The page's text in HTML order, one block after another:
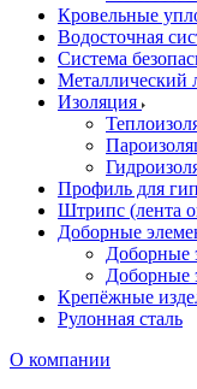
Кровельные
Водосточная
Система
Металлический
Изоляция
Профиль для
Штрипс (лента
Доборные
Доборные
Доборные
Крепёжные
Рулонная сталь
О компании